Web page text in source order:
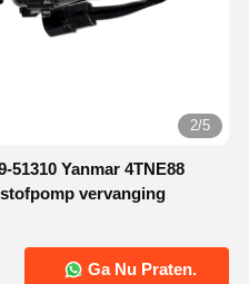
2/5
Yanmar 4TNE88
vervanging
Ga Nu Praten.